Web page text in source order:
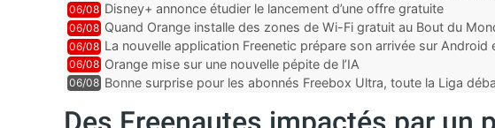
Vision 2
06/08 Disney+ annonce étudier le lancement d’une offre gratuite
06/08 Quand Orange installe des zones de Wi-Fi gratuit au Bout du
06/08 La nouvelle application Freenetic prépare son arrivée sur Android
abonnés Freebox, testez la
06/08 Orange mise sur une nouvelle pépite de l’IA
06/08 Bonne surprise pour les abonnés Freebox Ultra, toute la Liga